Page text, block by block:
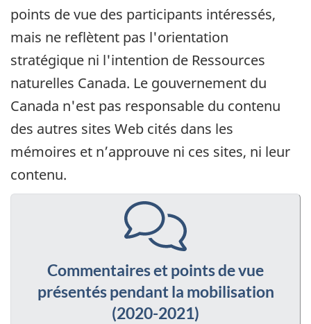
points de vue des participants intéressés,
mais ne reflètent pas l'orientation
stratégique ni l'intention de Ressources
naturelles Canada. Le gouvernement du
Canada n'est pas responsable du contenu
des autres sites Web cités dans les
mémoires et n’approuve ni ces sites, ni leur
contenu.
Commentaires et points de vue
présentés pendant la mobilisation
(2020-2021)